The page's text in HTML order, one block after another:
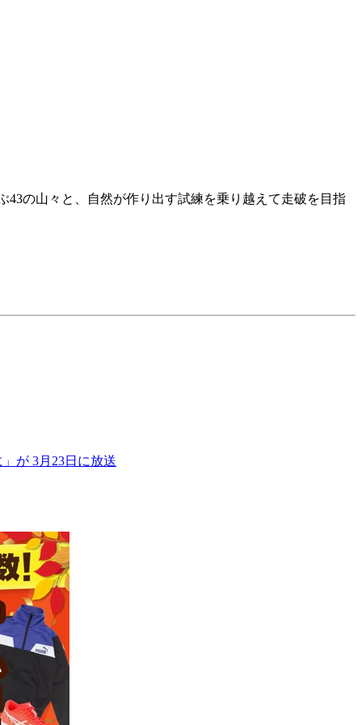
43の山々と、自然が作り出す試練を乗り越えて走破を目指
が 3月23日に放送